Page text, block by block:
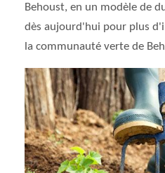
Behoust, en un modèle de
dès aujourd'hui pour plus
la communauté verte de